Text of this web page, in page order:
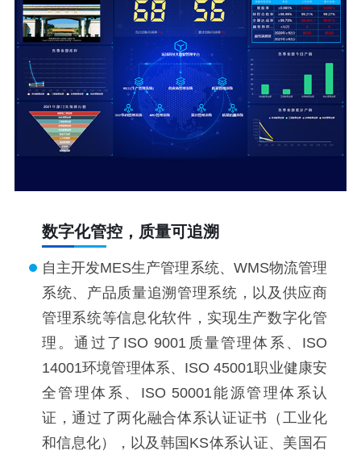
数字化管控，质量可追溯
自主开发MES生产管理系统、WMS物流管理
系统、产品质量追溯管理系统，以及供应商
管理系统等信息化软件，实现生产数字化管
理。通过了ISO 9001质量管理体系、ISO
14001环境管理体系、ISO 45001职业健康安
全管理体系、ISO 50001能源管理体系认
证，通过了两化融合体系认证证书（工业化
和信息化），以及韩国KS体系认证、美国石